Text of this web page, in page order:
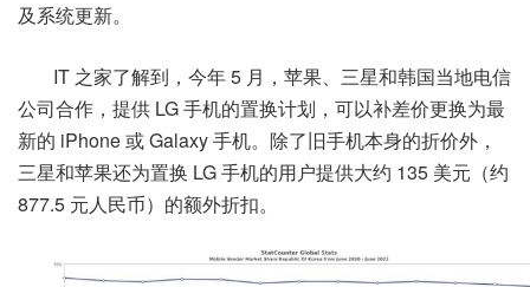
及系统更新。
IT 之家了解到，今年 5 月，苹果、三星和韩国当地电信
公司合作，提供 LG 手机的置换计划，可以补差价更换为最
新的 iPhone 或 Galaxy 手机。除了旧手机本身的折价外，
三星和苹果还为置换 LG 手机的用户提供大约 135 美元（约
877.5 元人民币）的额外折扣。